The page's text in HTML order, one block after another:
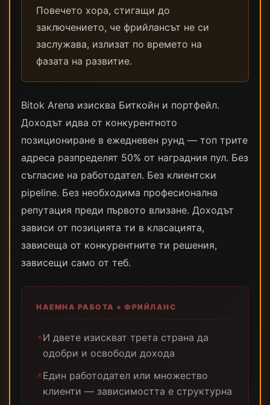
Повечето хора, стигащи до
заключението, че фрийлансът не си
заслужава, излизат по времето на
фазата на развитие.
Bitok Arena изисква Биткойн и портфейл.
Доходът идва от конкурентното
позициониране в ежедневен рунд — топ трите
адреса разпределят 50% от наградния пул. Без
съгласие на работодател. Без клиентски
pipeline. Без необходима професионална
репутация преди първото влизане. Доходът
зависи от позицията ти в класацията,
зависеща от конкурентните ти решения,
зависещи само от теб.
НАЕМНА РАБОТА + ФРИЙЛАНС
✗И двете изискват трета страна да
одобри и освободи дохода
✗Един работодател или множество
клиенти — зависимостта е структурна